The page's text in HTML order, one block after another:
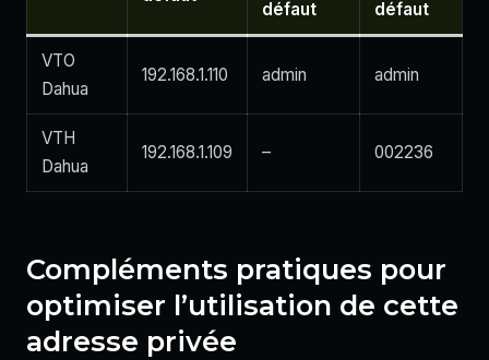
défaut
défaut
VTO
Dahua
192.168.1.110 admin admin
VTH
Dahua
192.168.1.109 – 002236
Compléments pratiques pour
optimiser l’utilisation de cette
adresse privée